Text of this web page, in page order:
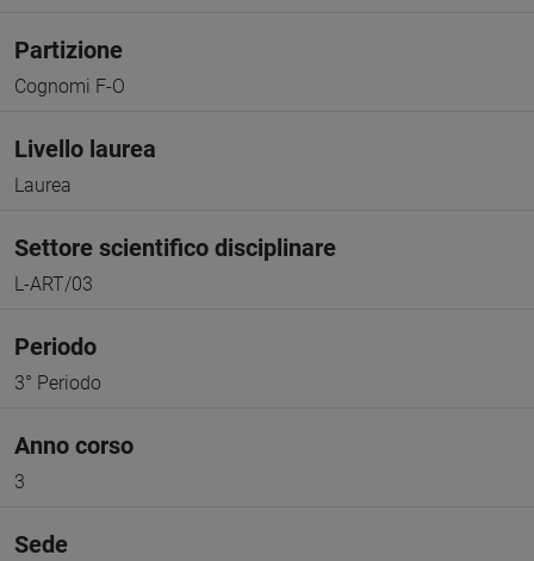
Partizione
Cognomi F-O
Livello laurea
Laurea
Settore scientifico disciplinare
L-ART/03
Periodo
3° Periodo
Anno corso
3
Sede